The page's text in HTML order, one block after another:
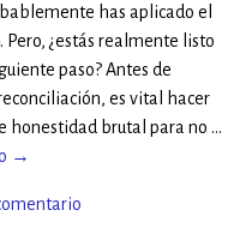
has aplicado el
Pero, ¿estás realmente listo
paso? Antes de
es vital hacer
honestidad brutal para no …
→